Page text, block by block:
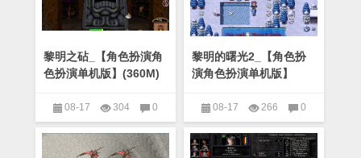
黎明之砧_【角色扮演角
色扮演单机版】(360M)
08-17 304
0
黎明的曙光2_【角色扮
演角色扮演单机版】
08-17 266
0